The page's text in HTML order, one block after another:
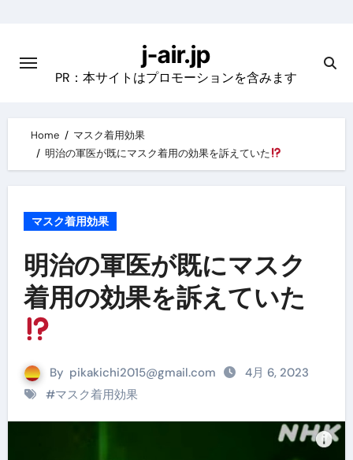
content
j-air.jp
PR：本サイトはプロモーションを含みます
Home
マスク着用効果
明治の軍医が既にマスク着用の効果を訴えていた
マスク着用効果
明治の軍医が既にマスク
着用の効果を訴えていた
By pikakichi2015@gmail.com
4月 6, 2023
#マスク着用効果